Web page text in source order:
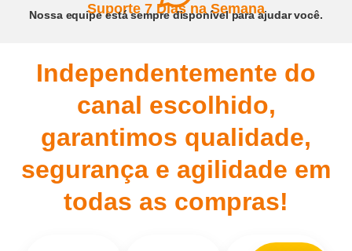
Suporte 7 Dias na Semana
Nossa equipe está sempre disponível para ajudar você.
Independentemente do
canal escolhido,
garantimos qualidade,
segurança e agilidade em
todas as compras!